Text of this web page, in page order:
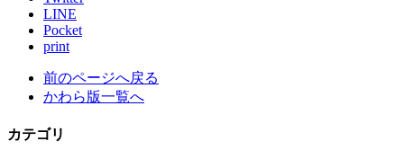
LINE
Pocket
print
前のページへ戻る
かわら版一覧へ
カテゴリ